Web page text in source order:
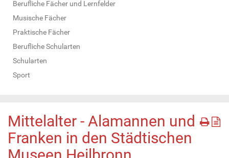
Berufliche Fächer und Lernfelder
Musische Fächer
Praktische Fächer
Berufliche Schularten
Schularten
Sport
Mittelalter - Alamannen und
Franken in den Städtischen